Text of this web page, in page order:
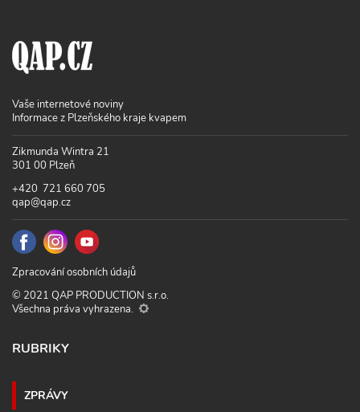
Vaše internetové noviny
Informace z Plzeňského kraje kvapem
Zikmunda Wintra 21
301 00 Plzeň
+420 721 660 705
qap@qap.cz
Zpracování osobních údajů
© 2021 QAP PRODUCTION s.r.o.
Všechna práva vyhrazena.
RUBRIKY
ZPRÁVY